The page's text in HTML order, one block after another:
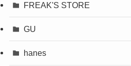
FREAK'S STORE
GU
hanes